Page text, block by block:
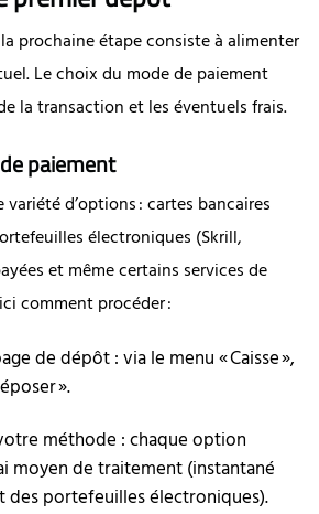
prochaine étape consiste à alimenter
Le choix du mode de paiement
la transaction et les éventuels frais.
paiement
d’options : cartes bancaires
électroniques (Skrill,
et même certains services de
comment procéder :
de dépôt : via le menu « Caisse »,
».
méthode : chaque option
moyen de traitement (instantané
des portefeuilles électroniques).